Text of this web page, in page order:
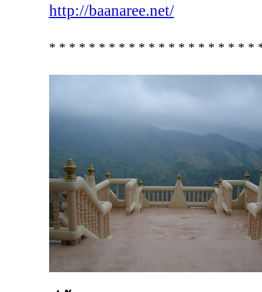
http://baanaree.net/
* * * * * * * * * * * * * * * * * * * * *